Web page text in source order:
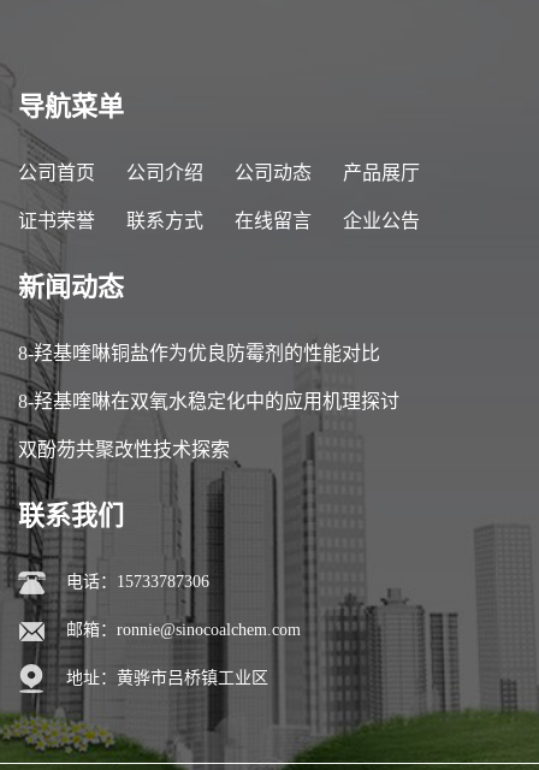
导航菜单
公司首页 公司介绍 公司动态 产品展厅
证书荣誉 联系方式 在线留言 企业公告
新闻动态
8-羟基喹啉铜盐作为优良防霉剂的性能对比
8-羟基喹啉在双氧水稳定化中的应用机理探讨
双酚芴共聚改性技术探索
联系我们
电话：15733787306
邮箱： ronnie@sinocoalchem.com
地址：黄骅市吕桥镇工业区